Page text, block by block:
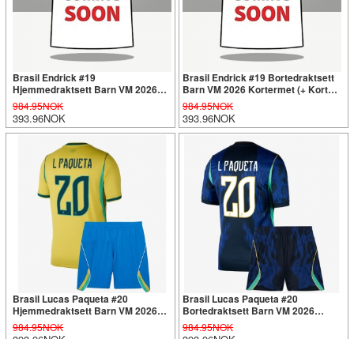
Brasil Endrick #19
Hjemmedraktsett Barn VM 2026
Kortermet (+ Korte bukser)
984.95NOK
393.96NOK
Brasil Endrick #19 Bortedraktsett
Barn VM 2026 Kortermet (+ Korte
bukser)
984.95NOK
393.96NOK
Brasil Lucas Paqueta #20
Hjemmedraktsett Barn VM 2026
Kortermet (+ Korte bukser)
984.95NOK
Brasil Lucas Paqueta #20
Bortedraktsett Barn VM 2026
Kortermet (+ Korte bukser)
984.95NOK